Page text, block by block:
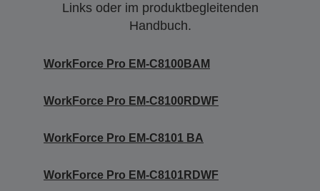
Links oder im produktbegleitenden
Handbuch.
WorkForce Pro EM-C8100BAM
WorkForce Pro EM-C8100RDWF
WorkForce Pro EM-C8101 BA
WorkForce Pro EM-C8101RDWF